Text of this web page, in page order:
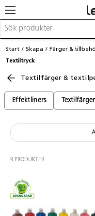
Möbler & inredning
Lekplatsutrustning &
Leka
Lära
Barnvagnar &
Skolförbrukning &
Logga in / Registrera dig
Hitta din säljare
Start Skapa Färger &
Textiltryck
Textilfärger &
Effektliners Textilfärger
9 PRODUKTER